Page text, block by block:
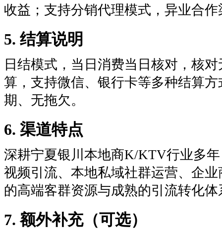
收益；支持分销代理模式，异业合
5. 结算说明
日结模式，当日消费当日核对，核
算，支持微信、银行卡等多种结算
期、无拖欠。
6. 渠道特点
深耕宁夏银川本地商K/KTV行业多
视频引流、本地私域社群运营、企
的高端客群资源与成熟的引流转化体
7. 额外补充（可选）